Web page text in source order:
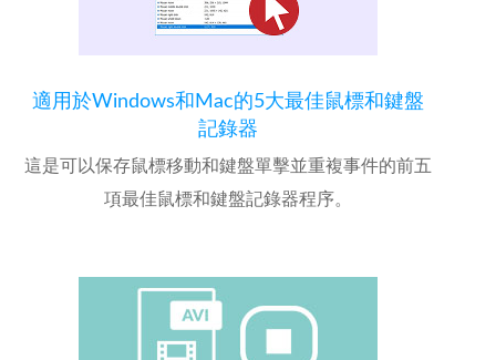
適用於Windows和Mac的5大最佳鼠標和鍵盤
記錄器
這是可以保存鼠標移動和鍵盤單擊並重複事件的前五
項最佳鼠標和鍵盤記錄器程序。